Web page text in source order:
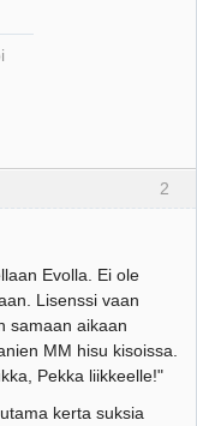
2
Evolla. Ei ole
Lisenssi vaan
samaan aikaan
MM hisu kisoissa.
Pekka liikkeelle!"
kerta suksia